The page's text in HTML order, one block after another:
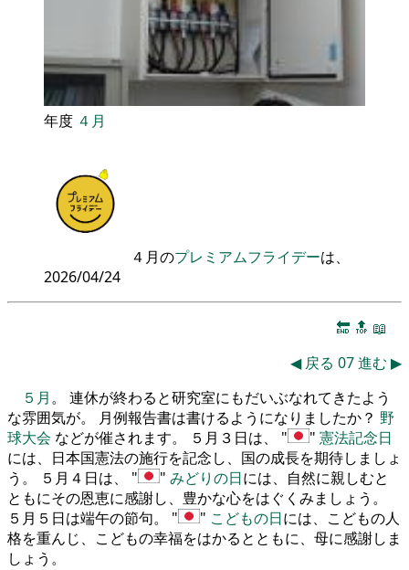
年度 ４月
４月のプレミアムフライデーは、
2026/04/24
🔚 🔝 📖
◀ 戻る 07進む ▶
５月。 連休が終わると研究室にもだいぶなれてきたよう
な雰囲気が。 月例報告書は書けるようになりましたか？ 野
球大会 などが催されます。 ５月３日は、
憲法記念日
には、日本国憲法の施行を記念し、国の成長を期待しましょ
う。 ５月４日は、
みどりの日には、自然に親しむと
ともにその恩恵に感謝し、豊かな心をはぐくみましょう。
５月５日は端午の節句。
こどもの日には、こどもの人
格を重んじ、こどもの幸福をはかるとともに、母に感謝しま
しょう。